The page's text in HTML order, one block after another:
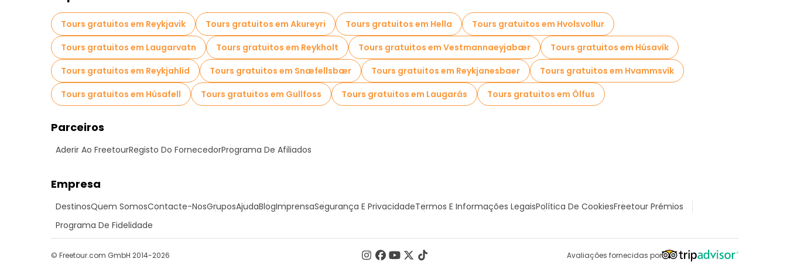
Tours gratuitos em Reykjavik Tours gratuitos em Akureyri Tours gratuitos em Hella
Tours gratuitos em Hvolsvollur
Tours gratuitos em Laugarvatn
Tours gratuitos em Reykholt Tours gratuitos em Vestmannaeyjabær
Tours gratuitos em Húsavík
Tours gratuitos em Reykjahlid
Tours gratuitos em Snæfellsbær Tours gratuitos em Reykjanesbaer
Tours gratuitos em Hvammsvík
Tours gratuitos em Húsafell
Tours gratuitos em Gullfoss Tours gratuitos em Laugarás Tours gratuitos em Ölfus
Parceiros
Aderir Ao FreetourRegisto Do FornecedorPrograma De Afiliados
Empresa
DestinosQuem SomosContacte-NosGruposAjudaBlogImprensaSegurança E PrivacidadeTermos E Informações LegaisPolítica De CookiesFreetour Prémios
Programa De Fidelidade
Avaliações fornecidas por
© Freetour.com GmbH 2014-2026